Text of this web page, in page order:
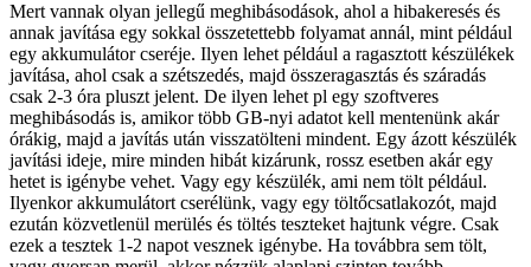
Mert vannak olyan jellegű meghibásodások, ahol a hibakeresés és
annak javítása egy sokkal összetettebb folyamat annál, mint például
egy akkumulátor cseréje. Ilyen lehet például a ragasztott készülékek
javítása, ahol csak a szétszedés, majd összeragasztás és száradás
csak 2-3 óra pluszt jelent. De ilyen lehet pl egy szoftveres
meghibásodás is, amikor több GB-nyi adatot kell mentenünk akár
órákig, majd a javítás után visszatölteni mindent. Egy ázott készülék
javítási ideje, mire minden hibát kizárunk, rossz esetben akár egy
hetet is igénybe vehet. Vagy egy készülék, ami nem tölt például.
Ilyenkor akkumulátort cserélünk, vagy egy töltőcsatlakozót, majd
ezután közvetlenül merülés és töltés teszteket hajtunk végre. Csak
ezek a tesztek 1-2 napot vesznek igénybe. Ha továbbra sem tölt,